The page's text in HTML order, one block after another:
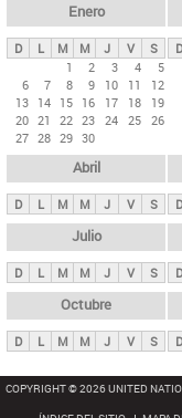
ds
p
n
i
p
a
l
s
Enero
D L M M J V
S
1
2 3 4
5
6
7 8 9 10 11
12
13 14 15 16 17 18
19
20 21 22 23 24 25 26
27 28 29 30
D
Abril
D L M M J V S D
Julio
D L M M J V S D
Octubre
D L M M J V S D
COPYRIGHT © 2026 UNITED